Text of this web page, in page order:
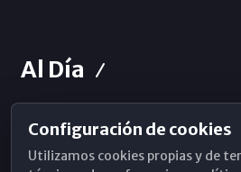
Al Día
Horarios de Misa
Hemeroteca
Configuración de cookies
Utilizamos cookies propias y de